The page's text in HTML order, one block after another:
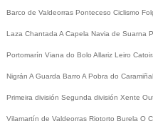
Barco de Valdeorras Ponteceso Ciclismo
Laza Chantada A Capela Navia de Suarna
Portomarín Viana do Bolo Allariz Leiro
Nigrán A Guarda Barro A Pobra do Caramiñal
Primeira división Segunda división Xente
Vilamartín de Valdeorras Riotorto Burela O